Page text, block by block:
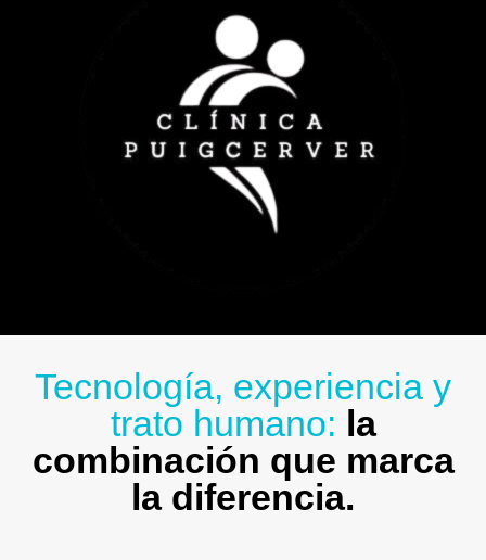
Tecnología, experiencia y
trato humano: la
combinación que marca
la diferencia.